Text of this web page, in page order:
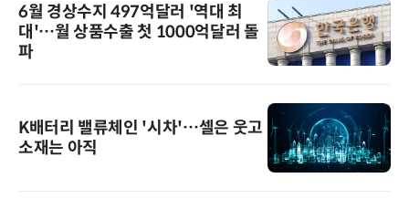
6월 경상수지 497억달러 '역대 최
대'…월 상품수출 첫 1000억달러 돌
파
K배터리 밸류체인 '시차'…셀은 웃고
소재는 아직